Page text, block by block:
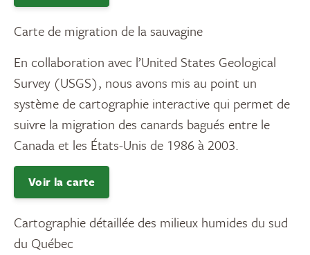
Carte de migration de la sauvagine
En collaboration avec l’United States Geological
Survey (USGS), nous avons mis au point un
système de cartographie interactive qui permet de
suivre la migration des canards bagués entre le
Canada et les États-Unis de 1986 à 2003.
Voir la carte
Cartographie détaillée des milieux humides du sud
du Québec